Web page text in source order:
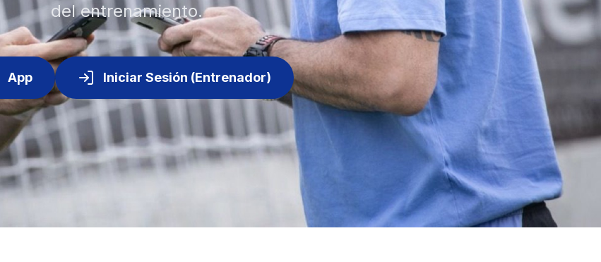
del entrenamiento.
App Iniciar Sesión (Entrenador)